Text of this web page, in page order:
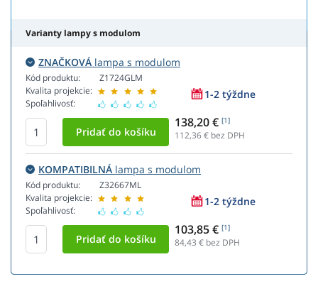
Varianty lampy s modulom
ZNAČKOVÁ lampa s modulom
Kód produktu:
Kvalita projekcie:
Spoľahlivosť:
Z1724GLM
1-2 týždne
138,20 € [1]
112,36€ bez DPH
KOMPATIBILNÁ lampa s modulom
Kód produktu:
Kvalita projekcie:
Spoľahlivosť:
Z32667ML
1-2 týždne
103,85 € [1]
84,43 € bez DPH